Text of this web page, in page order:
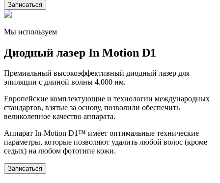
Записаться
Мы используем
Диодный лазер In Motion D1
Премиальный высокоэффективный диодный лазер для
эпиляции с длиной волны 4.000 нм.
Европейские комплектующие и технологии международных
стандартов, взятые за основу, позволили обеспечить
великолепное качество аппарата.
Аппарат In-Motion D1™ имеет оптимальные технические
параметры, которые позволяют удалить любой волос (кроме
седых) на любом фототипе кожи.
Записаться